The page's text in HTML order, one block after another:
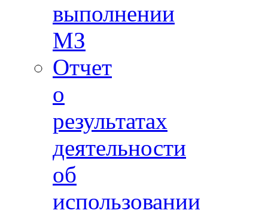
выполнении
МЗ
Отчет
о
результатах
деятельности
об
использовании